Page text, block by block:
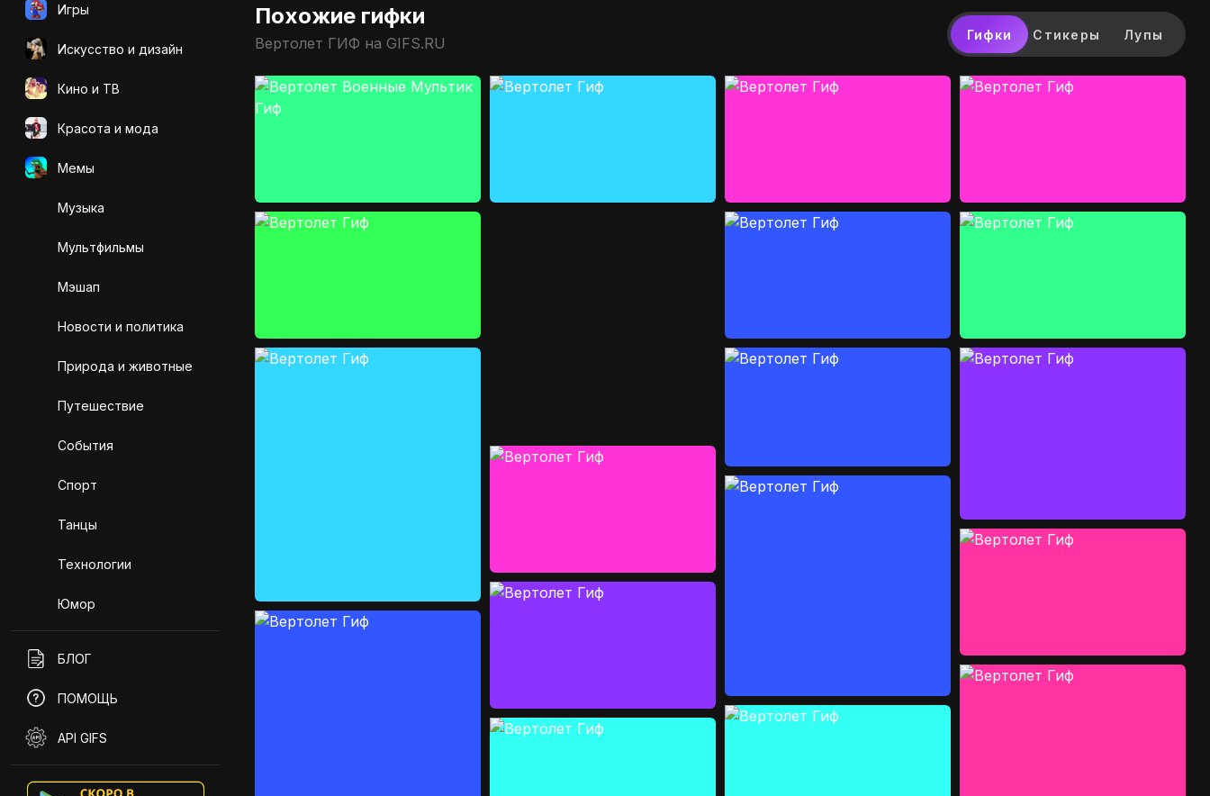
Игры
Искусcтво и дизайн
Кино и ТВ
Красота и мода
Мемы
Музыка
Мультфильмы
Мэшап
Новости и политика
Природа и животные
Путешествие
События
Спорт
Танцы
Технологии
Юмор
БЛОГ
ПОМОЩЬ
API GIFS
Похожие гифки
Вертолет ГИФ на GIFS.RU Гифки Стикеры Лупы